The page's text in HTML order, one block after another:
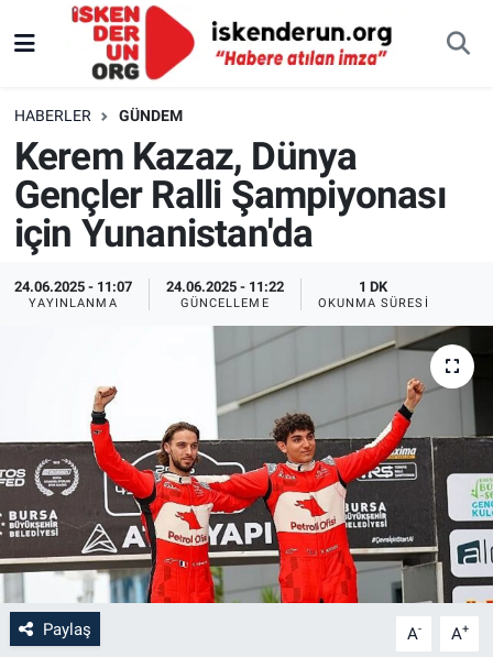
HABERLER GÜNDEM
Kerem Kazaz, Dünya
Gençler Ralli Şampiyonası
için Yunanistan'da
24.06.2025 - 11:07
YAYINLANMA
24.06.2025 - 11:22
GÜNCELLEME
1 DK
OKUNMA SÜRESI
Paylaş A- A+